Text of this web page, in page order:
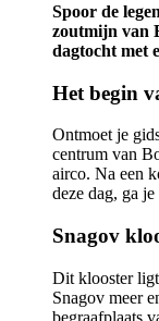
Spoor de
zoutmijn van
dagtocht met
Het begin
Ontmoet je
centrum van
airco. Na een
deze dag, ga
Snagov
Dit klooster
Snagov meer
begraafplaats